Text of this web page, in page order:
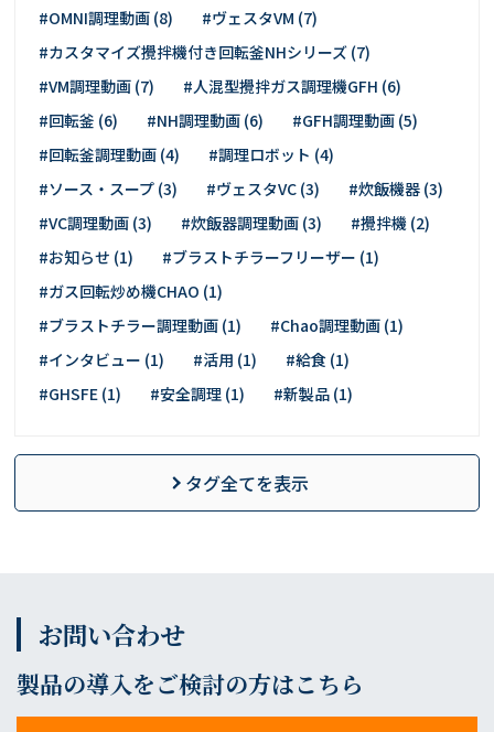
#OMNI調理動画 (8)
#ヴェスタVM (7)
#カスタマイズ攪拌機付き回転釜NHシリーズ (7)
#VM調理動画 (7)
#人混型攪拌ガス調理機GFH (6)
#回転釜 (6)
#NH調理動画 (6)
#GFH調理動画 (5)
#回転釜調理動画 (4)
#調理ロボット (4)
#ソース・スープ (3)
#ヴェスタVC (3)
#炊飯機器 (3)
#VC調理動画 (3)
#炊飯器調理動画 (3)
#攪拌機 (2)
#お知らせ (1)
#ブラストチラーフリーザー (1)
#ガス回転炒め機CHAO (1)
#ブラストチラー調理動画 (1)
#Chao調理動画 (1)
#インタビュー (1)
#活用 (1)
#給食 (1)
#GHSFE (1)
#安全調理 (1) #新製品 (1)
タグ全てを表示
お問い合わせ
製品の導入をご検討の方はこちら